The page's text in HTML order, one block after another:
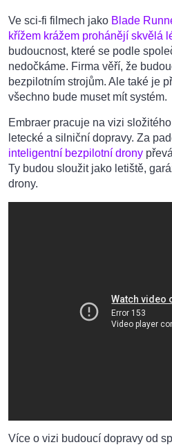
Ve sci-fi filmech jako Blade
křížem krážem prohánějí skvělá
budoucnost, které se podle
nedočkáme. Firma věří, že
bezpilotním strojům. Ale také je
všechno bude muset mít systém.
Embraer pracuje na vizi
letecké a silniční dopravy. Za
inteligentní bezpilotní drony
Ty budou sloužit jako letiště,
drony.
Více o vizi budoucí dopravy od